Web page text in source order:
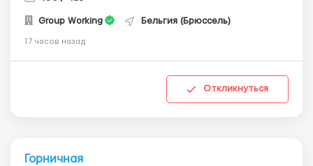
Group Working Бельгия (Брюссель)
17 часов назад
Откликнуться
Горничная